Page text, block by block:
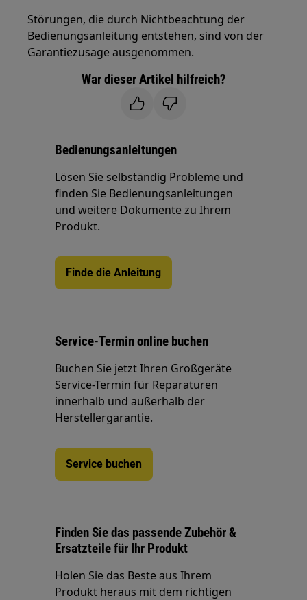
Störungen, die durch Nichtbeachtung der
Bedienungsanleitung entstehen, sind von der
Garantiezusage ausgenommen.
War dieser Artikel hilfreich?
Bedienungsanleitungen
Lösen Sie selbständig Probleme und
finden Sie Bedienungsanleitungen
und weitere Dokumente zu Ihrem
Produkt.
Finde die Anleitung
Service-Termin online buchen
Buchen Sie jetzt Ihren Großgeräte
Service-Termin für Reparaturen
innerhalb und außerhalb der
Herstellergarantie.
Service buchen
Finden Sie das passende Zubehör &
Ersatzteile für Ihr Produkt
Holen Sie das Beste aus Ihrem
Produkt heraus mit dem richtigen